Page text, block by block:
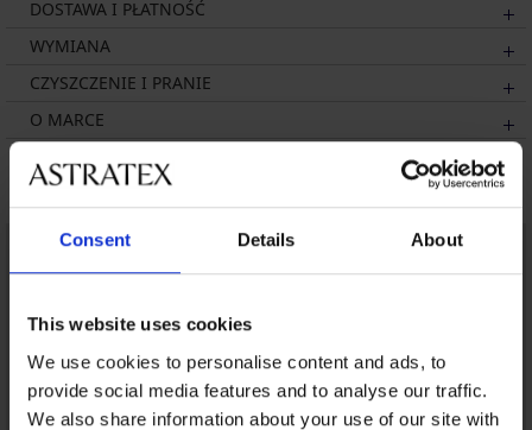
Consent Details About
This website uses cookies
We use cookies to personalise content and ads, to
provide social media features and to analyse our traffic.
We also share information about your use of our site with
DOSTAWA I PŁATNOŚĆ
WYMIANA
CZYSZCZENIE I PRANIE
O MARCE
Może Ci się spodobać
LIMITED